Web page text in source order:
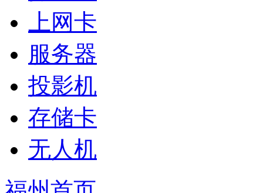
上网卡
服务器
投影机
存储卡
无人机